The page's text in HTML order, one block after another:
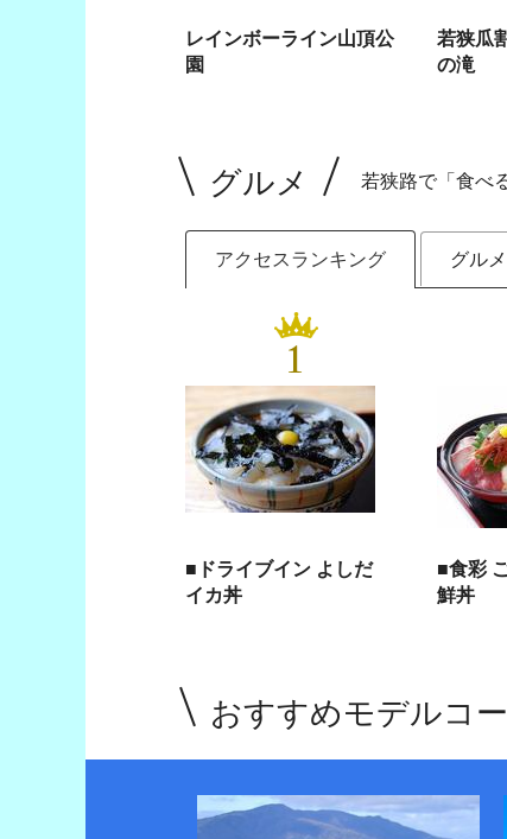
レインボーライン山頂公
園
若狭瓜
の滝
グルメ 若狭路で「食べ
アクセスランキング グル
1
■ドライブイン よしだ
イカ丼
■食彩
鮮丼
おすすめモデルコ